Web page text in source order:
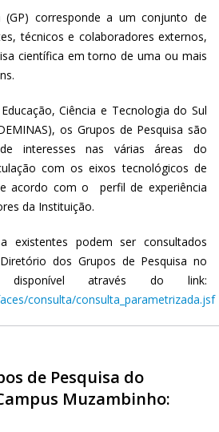
(GP) corresponde a um conjunto de
técnicos e colaboradores externos,
científica em torno de uma ou mais
Ciência e Tecnologia do Sul
os Grupos de Pesquisa são
interesses nas várias áreas do
com os eixos tecnológicos de
acordo com o perfil de experiência
da Instituição.
existentes podem ser consultados
dos Grupos de Pesquisa no
através do link:
consulta/consulta_parametrizada.jsf
de Pesquisa do
Muzambinho: